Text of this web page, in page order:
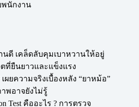
พนักงาน
นดี เคล็ดลับคุมเบาหวานให้อยู่
ที่ยืนยาวและแข็งแรง
ผยความจริงเบื้องหลัง “ยาหม้อ”
พอาจยังไม่รู้
Test คืออะไร ? การตรวจ